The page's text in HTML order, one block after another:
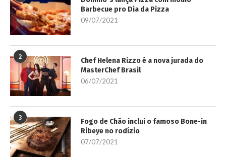
Barbecue pro Dia da Pizza
09/07/2021
2
Chef Helena Rizzo é a nova jurada do
MasterChef Brasil
06/07/2021
3
Fogo de Chão inclui o famoso Bone-in
Ribeye no rodízio
07/07/2021